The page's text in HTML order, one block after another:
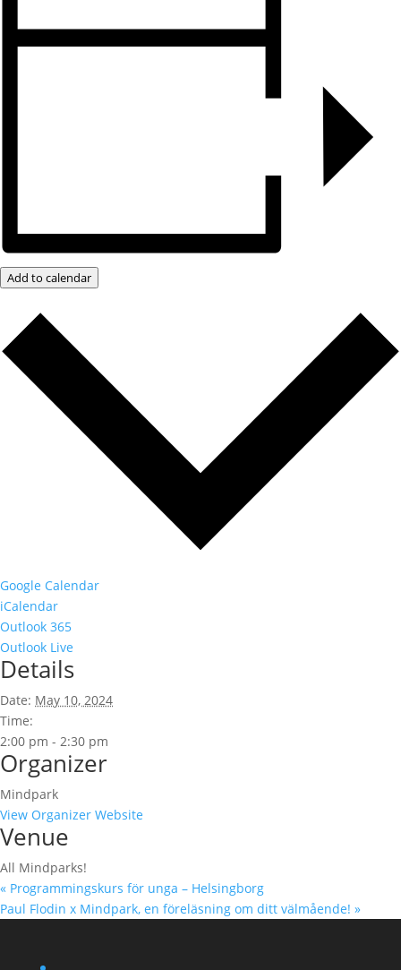
Add to calendar
Google Calendar
iCalendar
Outlook 365
Outlook Live
Details
Date: May 10, 2024
Time:
2:00 pm - 2:30 pm
Organizer
Mindpark
View Organizer Website
Venue
All Mindparks!
« Programmingskurs för unga – Helsingborg
Paul Flodin x Mindpark, en föreläsning om ditt välmående! »